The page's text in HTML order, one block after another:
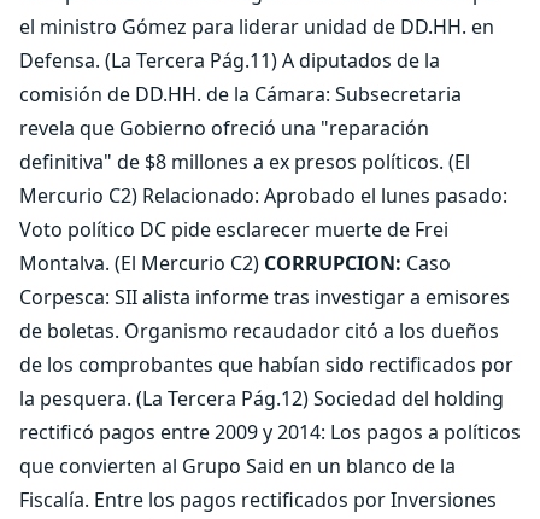
el ministro Gómez para liderar unidad de DD.HH. en
Defensa. (La Tercera Pág.11) A diputados de la
comisión de DD.HH. de la Cámara: Subsecretaria
revela que Gobierno ofreció una "reparación
definitiva" de $8 millones a ex presos políticos. (El
Mercurio C2) Relacionado: Aprobado el lunes pasado:
Voto político DC pide esclarecer muerte de Frei
Montalva. (El Mercurio C2) CORRUPCION: Caso
Corpesca: SII alista informe tras investigar a emisores
de boletas. Organismo recaudador citó a los dueños
de los comprobantes que habían sido rectificados por
la pesquera. (La Tercera Pág.12) Sociedad del holding
rectificó pagos entre 2009 y 2014: Los pagos a políticos
que convierten al Grupo Said en un blanco de la
Fiscalía. Entre los pagos rectificados por Inversiones